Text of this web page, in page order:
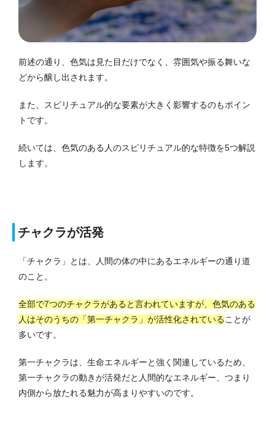
前述の通り、色気は見た目だけでなく、雰囲気や振る舞いな
どから醸し出されます。
また、スピリチュアル的な要素が大きく影響するのもポイン
トです。
続いては、色気のある人のスピリチュアル的な特徴を5つ解説
します。
チャクラが活発
「チャクラ」とは、人間の体の中にあるエネルギーの通り道
のこと。
全部で7つのチャクラがあると言われていますが、色気のある
人はそのうちの「第一チャクラ」が活性化されている ことが
多いです。
第一チャクラは、生命エネルギーと強く関連しているため、
第一チャクラの動きが活発だと人間的なエネルギー、つまり
内側から放たれる魅力が高まりやすいのです。